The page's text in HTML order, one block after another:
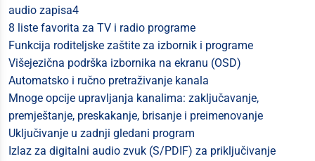
audio zapisa4
8 liste favorita za TV i radio programe
Funkcija roditeljske zaštite za izbornik i programe
Višejezična podrška izbornika na ekranu (OSD)
Automatsko i ručno pretraživanje kanala
Mnoge opcije upravljanja kanalima: zaključavanje,
premještanje, preskakanje, brisanje i preimenovanje
Uključivanje u zadnji gledani program
Izlaz za digitalni audio zvuk (S/PDIF) za priključivanje